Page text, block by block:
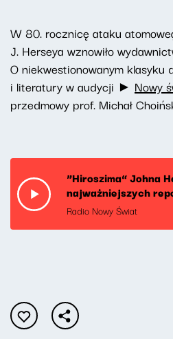
W 80. rocznicę ataku
J. Herseya wznowiło
O niekwestionowanym klasyku
i literatury w audycji ► Nowy
przedmowy prof. Michał
“Hiroszima” Johna
najważniejszych
Radio Nowy Świat